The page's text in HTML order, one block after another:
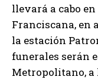
llevará a cabo
Franciscana, en
la estación
funerales serán
Metropolitano, a